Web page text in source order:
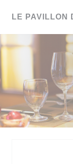
LE PAVILLON